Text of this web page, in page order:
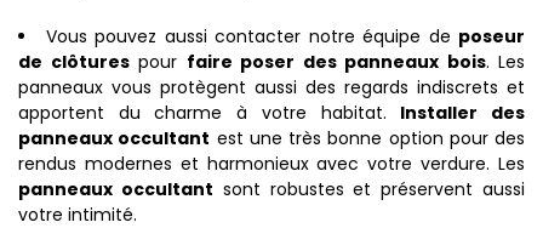
Vous pouvez aussi contacter notre équipe de poseur
de clôturespour faire poser des panneaux bois. Les
panneaux vous protègent aussi des regards indiscrets et
apportent du charme à votre habitat. Installer des
panneaux occultant est une très bonne option pour des
rendus modernes et harmonieux avec votre verdure. Les
panneaux occultant sont robustes et préservent aussi
votre intimité.